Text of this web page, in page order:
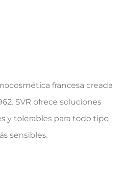
francesa creada
SVR ofrece soluciones
y tolerables para todo tipo
sensibles.